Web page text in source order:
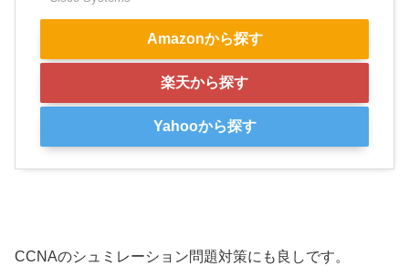
Amazonから探す
楽天から探す
Yahooから探す
CCNAのシュミレーション問題対策にも良しです。